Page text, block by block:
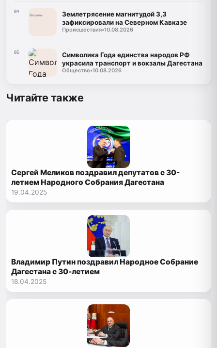
04
Землетрясение магнитудой 3,3
зафиксировали на Северном Кавказе
Происшествия•10.08.2026
05
Символика Года единства народов РФ
украсила транспорт и вокзалы Дагестана
Общество•10.08.2026
Читайте также
Сергей Меликов поздравил депутатов с 30-
летием Народного Собрания Дагестана
19.04.2025
Владимир Путин поздравил Народное Собрание
Дагестана с 30-летием
18.04.2025